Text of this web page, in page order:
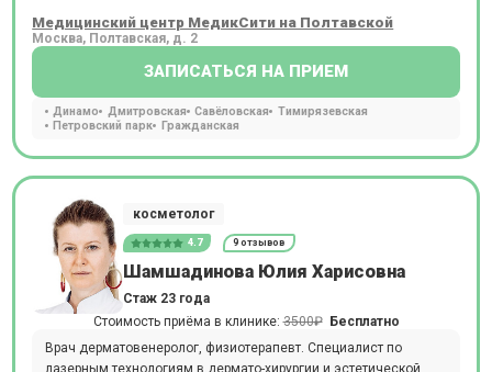
Медицинский центр МедикСити на Полтавской
Москва, Полтавская, д. 2
ЗАПИСАТЬСЯ НА ПРИЕМ
Динамо Дмитровская Савёловская
Тимирязевская
Петровский парк
Гражданская
косметолог
4.7 9 отзывов
Шамшадинова Юлия Харисовна
Стаж 23 года
Стоимость приёма в клинике:3500₽
Бесплатно
Врач дерматовенеролог, физиотерапевт. Специалист по
лазерным технологиям в дермато-хирургии и эстетической